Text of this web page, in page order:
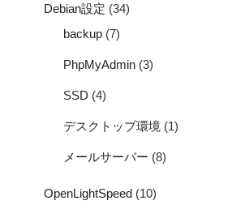
Debian設定 (34)
backup (7)
PhpMyAdmin (3)
SSD (4)
デスクトップ環境 (1)
メールサーバー (8)
OpenLightSpeed (10)